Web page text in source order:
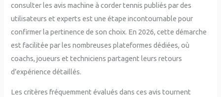
consulter les avis machine à corder tennis publiés par des
utilisateurs et experts est une étape incontournable pour
confirmer la pertinence de son choix. En 2026, cette démarche
est facilitée par les nombreuses plateformes dédiées, où
coachs, joueurs et techniciens partagent leurs retours
d’expérience détaillés.
Les critères fréquemment évalués dans ces avis tournent